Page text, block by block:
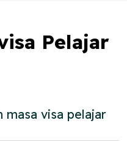
Pelajar
masa visa pelajar